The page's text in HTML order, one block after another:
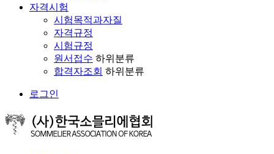
자격시험
시험목적과자질
자격규정
시험규정
원서접수 하위분류
합격자조회 하위분류
로그인